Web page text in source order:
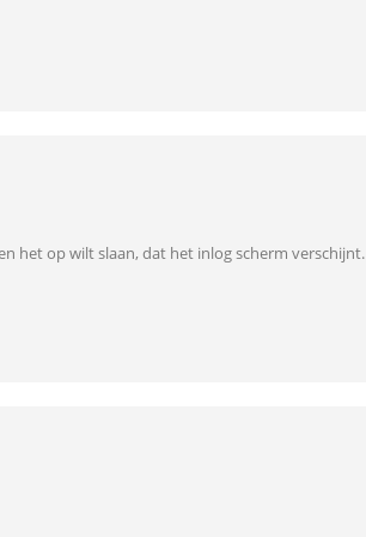
het op wilt slaan, dat het inlog scherm verschijnt.